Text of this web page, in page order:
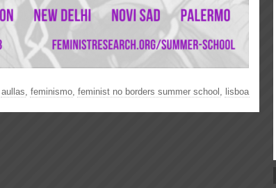
aullas, feminismo, feminist no borders summer school , lisboa